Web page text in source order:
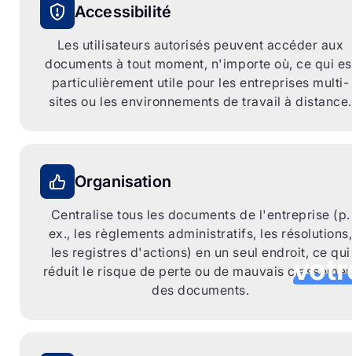
Accessibilité
Les utilisateurs autorisés peuvent accéder aux
documents à tout moment, n'importe où, ce qui
particulièrement utile pour les entreprises multi-
sites ou les environnements de travail à distance.
Organisation
Centralise tous les documents de l'entreprise (p.
ex., les règlements administratifs, les résolutions,
les registres d'actions) en un seul endroit, ce qui
réduit le risque de perte ou de mauvais
des documents.